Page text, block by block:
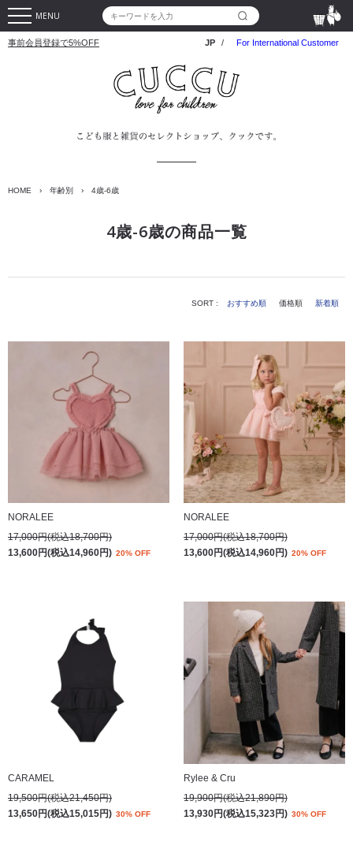
MENU
事前会員登録で5%OFF JP / For International Customer
HOME › 年齢別 › 4歳-6歳
4歳-6歳の商品一覧
SORT : おすすめ順 価格順 新着順
NORALEE
17,000円(税込18,700円)
13,600円(税込14,960円) 20% OFF
NORALEE
17,000円(税込18,700円)
13,600円(税込14,960円) 20% OFF
CARAMEL
19,500円(税込21,450円)
13,650円(税込15,015円) 30% OFF
Rylee & Cru
19,900円(税込21,890円)
13,930円(税込15,323円) 30% OFF